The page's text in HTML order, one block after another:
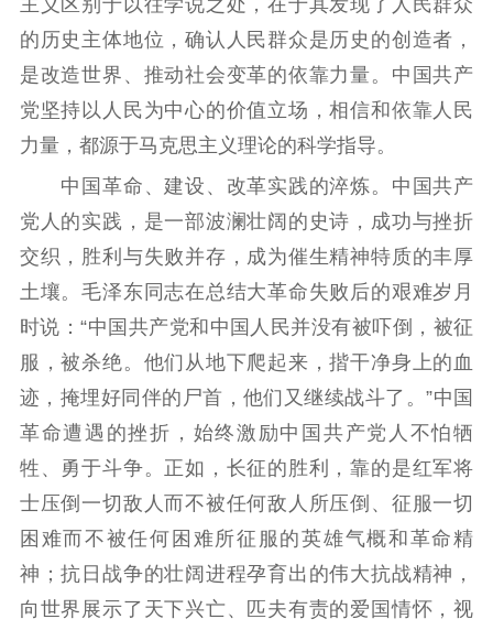
社会宣传
思想政治教育 爱国主义教育
全民国防教育
红色资源保护利
用
新闻出版
精品出版 全民阅读
出版监管
扫黄打非
电影工作
电影创作 电影市场
机关党建
党建要闻 学习在线
文化人才
紫金人才 职称评审
主义区别于以往学说之处，在于其发现了人民群众
的历史主体地位，确认人民群众是历史的创造者，
是改造世界、推动社会变革的依靠力量。中国共产
党坚持以人民为中心的价值立场，相信和依靠人民
力量，都源于马克思主义理论的科学指导。
中国革命、建设、改革实践的淬炼。中国共产
党人的实践，是一部波澜壮阔的史诗，成功与挫折
交织，胜利与失败并存，成为催生精神特质的丰厚
土壤。毛泽东同志在总结大革命失败后的艰难岁月
时说：“中国共产党和中国人民并没有被吓倒，被征
服，被杀绝。他们从地下爬起来，揩干净身上的血
迹，掩埋好同伴的尸首，他们又继续战斗了。”中国
革命遭遇的挫折，始终激励中国共产党人不怕牺
牲、勇于斗争。正如，长征的胜利，靠的是红军将
士压倒一切敌人而不被任何敌人所压倒、征服一切
困难而不被任何困难所征服的英雄气概和革命精
神；抗日战争的壮阔进程孕育出的伟大抗战精神，
向世界展示了天下兴亡、匹夫有责的爱国情怀，视